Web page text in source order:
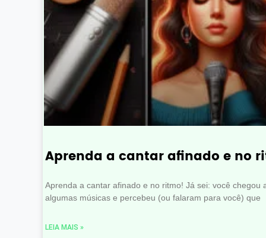
Aprenda a cantar afinado e no
Aprenda a cantar afinado e no ritmo! Já sei: você chegou
algumas músicas e percebeu (ou falaram para você) que
LEIA MAIS »